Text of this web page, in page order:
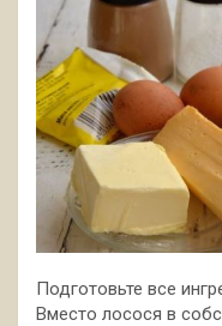
Подготовьте все
Вместо лосося в